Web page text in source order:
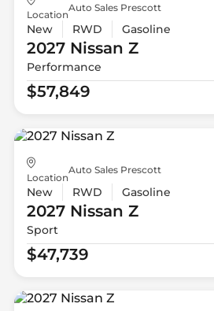
Location
Auto Sales Prescott
New RWD Gasoline
2027 Nissan Z
Performance
$57,849
Location
Auto Sales Prescott
New RWD Gasoline
2027 Nissan Z
Sport
$47,739